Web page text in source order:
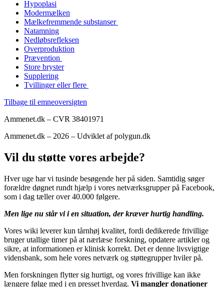
Hypoplasi
Modermælken
Mælkefremmende substanser
Natamning
Nedløbsrefleksen
Overproduktion
Prævention
Store bryster
Supplering
Tvillinger eller flere
Tilbage til emneoversigten
Ammenet.dk – CVR 38401971
Ammenet.dk – 2026 – Udviklet af polygun.dk
Vil du støtte vores arbejde?
Hver uge har vi tusinde besøgende her på siden. Samtidig søger
forældre døgnet rundt hjælp i vores netværksgrupper på Facebook,
som i dag tæller over 40.000 følgere.
Men lige nu står vi i en situation, der kræver hurtig handling.
Vores wiki leverer kun tårnhøj kvalitet, fordi dedikerede frivillige
bruger utallige timer på at nærlæse forskning, opdatere artikler og
sikre, at informationen er klinisk korrekt. Det er denne livsvigtige
vidensbank, som hele vores netværk og støttegrupper hviler på.
Men forskningen flytter sig hurtigt, og vores frivillige kan ikke
længere følge med i en presset hverdag. Vi mangler donationer